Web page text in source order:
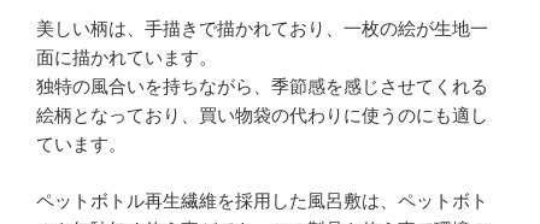
美しい柄は、手描きで描かれており、一枚の絵が生地一
面に描かれています。
独特の風合いを持ちながら、季節感を感じさせてくれる
絵柄となっており、買い物袋の代わりに使うのにも適し
ています。
ペットボトル再生繊維を採用した風呂敷は、ペットボト